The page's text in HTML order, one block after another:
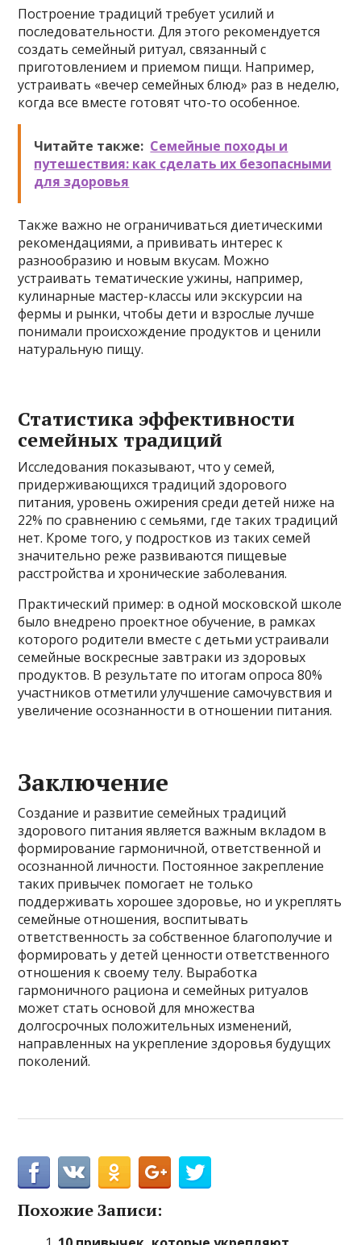
Построение традиций требует усилий и
последовательности. Для этого рекомендуется
создать семейный ритуал, связанный с
приготовлением и приемом пищи. Например,
устраивать «вечер семейных блюд» раз в неделю,
когда все вместе готовят что-то особенное.
Читайте также: Семейные походы и
путешествия: как сделать их безопасными
для здоровья
Также важно не ограничиваться диетическими
рекомендациями, а прививать интерес к
разнообразию и новым вкусам. Можно
устраивать тематические ужины, например,
кулинарные мастер-классы или экскурсии на
фермы и рынки, чтобы дети и взрослые лучше
понимали происхождение продуктов и ценили
натуральную пищу.
Статистика эффективности
семейных традиций
Исследования показывают, что у семей,
придерживающихся традиций здорового
питания, уровень ожирения среди детей ниже на
22% по сравнению с семьями, где таких традиций
нет. Кроме того, у подростков из таких семей
значительно реже развиваются пищевые
расстройства и хронические заболевания.
Практический пример: в одной московской школе
было внедрено проектное обучение, в рамках
которого родители вместе с детьми устраивали
семейные воскресные завтраки из здоровых
продуктов. В результате по итогам опроса 80%
участников отметили улучшение самочувствия и
увеличение осознанности в отношении питания.
Заключение
Создание и развитие семейных традиций
здорового питания является важным вкладом в
формирование гармоничной, ответственной и
осознанной личности. Постоянное закрепление
таких привычек помогает не только
поддерживать хорошее здоровье, но и укреплять
семейные отношения, воспитывать
ответственность за собственное благополучие и
формировать у детей ценности ответственного
отношения к своему телу. Выработка
гармоничного рациона и семейных ритуалов
может стать основой для множества
долгосрочных положительных изменений,
направленных на укрепление здоровья будущих
поколений.
Похожие Записи: